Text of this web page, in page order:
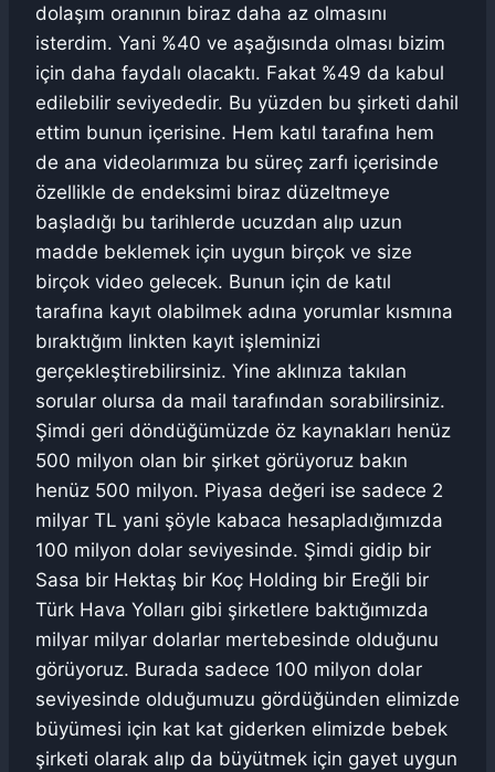
dolaşım oranının biraz daha az olmasını
isterdim. Yani %40 ve aşağısında olması bizim
için daha faydalı olacaktı. Fakat %49 da kabul
edilebilir seviyededir. Bu yüzden bu şirketi dahil
ettim bunun içerisine. Hem katıl tarafına hem
de ana videolarımıza bu süreç zarfı içerisinde
özellikle de endeksimi biraz düzeltmeye
başladığı bu tarihlerde ucuzdan alıp uzun
madde beklemek için uygun birçok ve size
birçok video gelecek. Bunun için de katıl
tarafına kayıt olabilmek adına yorumlar kısmına
bıraktığım linkten kayıt işleminizi
gerçekleştirebilirsiniz. Yine aklınıza takılan
sorular olursa da mail tarafından sorabilirsiniz.
Şimdi geri döndüğümüzde öz kaynakları henüz
500 milyon olan bir şirket görüyoruz bakın
henüz 500 milyon. Piyasa değeri ise sadece 2
milyar TL yani şöyle kabaca hesapladığımızda
100 milyon dolar seviyesinde. Şimdi gidip bir
Sasa bir Hektaş bir Koç Holding bir Ereğli bir
Türk Hava Yolları gibi şirketlere baktığımızda
milyar milyar dolarlar mertebesinde olduğunu
görüyoruz. Burada sadece 100 milyon dolar
seviyesinde olduğumuzu gördüğünden elimizde
büyümesi için kat kat giderken elimizde bebek
şirketi olarak alıp da büyütmek için gayet uygun